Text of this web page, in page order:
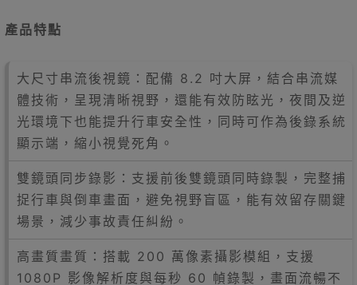
產品特點
大尺寸串流後視鏡：配備 8.2 吋大屏，結合串流媒
體技術，呈現清晰視野，還能有效防眩光，夜間及逆
光環境下也能提升行車安全性，同時可作為後錄系統
顯示端，縮小視覺死角。
雙鏡頭同步錄影：支援前後雙鏡頭同時錄製，完整捕
捉行車與倒車畫面，避免視野盲區，能有效留存關鍵
場景，減少事故責任糾紛。
高畫質畫質：搭載 200 萬像素攝影模組，支援
1080P 影像解析度與每秒 60 幀錄製，畫面流暢不